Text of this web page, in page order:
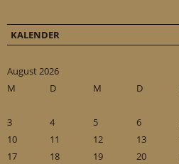
KALENDER
August 2026
M
D M D
3
4 5 6
10
11 12 13
17
18 19 20